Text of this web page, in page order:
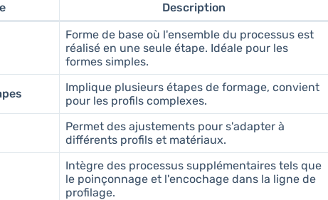
Description
Forme de base où l'ensemble du processus est
réalisé en une seule étape. Idéale pour les
formes simples.
Implique plusieurs étapes de formage, convient
pour les profils complexes.
Permet des ajustements pour s'adapter à
différents profils et matériaux.
Intègre des processus supplémentaires tels que
le poinçonnage et l'encochage dans la ligne de
profilage.